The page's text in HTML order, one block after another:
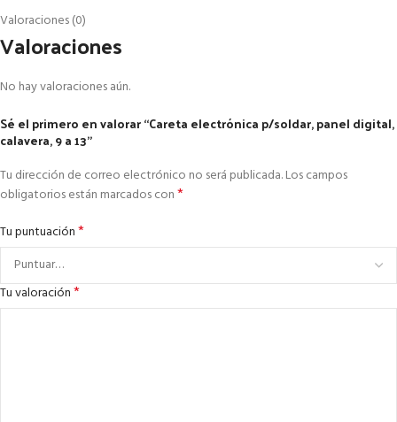
Valoraciones (0)
Valoraciones
No hay valoraciones aún.
Sé el primero en valorar “Careta electrónica p/soldar, panel digital,
calavera, 9 a 13”
Tu dirección de correo electrónico no será publicada.Los campos
obligatorios están marcados con*
Tu puntuación*
Tu valoración*